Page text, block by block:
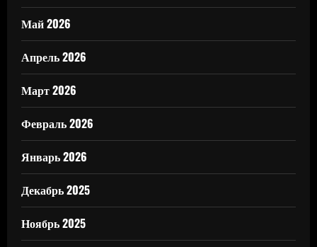
Май 2026
Апрель 2026
Март 2026
Февраль 2026
Январь 2026
Декабрь 2025
Ноябрь 2025